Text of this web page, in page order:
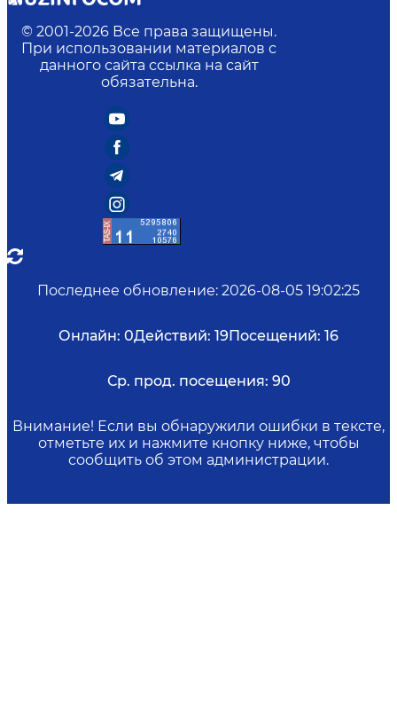
© 2001-2026 Все права защищены.
При использовании материалов с
данного сайта ссылка на сайт
обязательна.
Последнее обновление: 2026-08-05 19:02:25
Онлайн: 0Действий: 19Посещений: 16
Ср. прод. посещения: 90
Внимание! Если вы обнаружили ошибки в тексте,
отметьте их и нажмите кнопку ниже, чтобы
сообщить об этом администрации.